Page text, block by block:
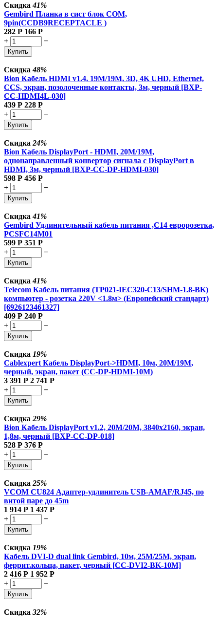
Скидка41%
Gembird Планка в сист блок COM,
9pin(CCDB9RECEPTACLE )
282 Р 166 Р
+
−
Купить
Скидка48%
Bion Кабель HDMI v1.4, 19M/19M, 3D, 4K UHD, Ethernet,
CCS, экран, позолоченные контакты, 3м, черный [BXP-
CC-HDMI4L-030]
439 Р 228 Р
+
−
Купить
Скидка 24%
Bion Кабель DisplayPort - HDMI, 20M/19M,
однонаправленный конвертор сигнала с DisplayPort в
HDMI, 3м, черный [BXP-CC-DP-HDMI-030]
598 Р 456 Р
+
−
Купить
Скидка41%
Gembird Удлинительный кабель питания ,C14 евророзетка,
PCSFC14M01
599 Р 351 Р
+
−
Купить
Скидка41%
Telecom Кабель питания (TP021-IEC320-C13/SHM-1.8-BK)
компьютер - розетка 220V <1.8м> (Европейский стандарт)
[6926123461327]
409 Р 240 Р
+
−
Купить
Скидка 19%
Cablexpert Кабель DisplayPort->HDMI, 10м, 20M/19M,
черный, экран, пакет (CC-DP-HDMI-10M)
3 391 Р 2 741 Р
+
−
Купить
Скидка 29%
Bion Кабель DisplayPort v1.2, 20M/20M, 3840x2160, экран,
1,8м, черный [BXP-CC-DP-018]
528 Р 376 Р
+
−
Купить
Скидка 25%
VCOM CU824 Адаптер-удлинитель USB-AMAF/RJ45, по
витой паре до 45m
1 914 Р 1 437 Р
+
−
Купить
Скидка 19%
Кабель DVI-D dual link Gembird, 10м, 25M/25M, экран,
феррит.кольца, пакет, черный [CC-DVI2-BK-10M]
2 416 Р 1 952 Р
+
−
Купить
Скидка 32%